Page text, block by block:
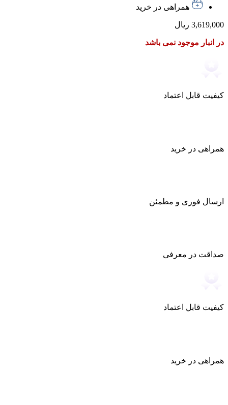
همراهی در خرید
3,619,000 ریال
در انبار موجود نمی باشد
کیفیت قابل اعتماد
همراهی در خرید
ارسال فوری و مطمئن
صداقت در معرفی
کیفیت قابل اعتماد
همراهی در خرید